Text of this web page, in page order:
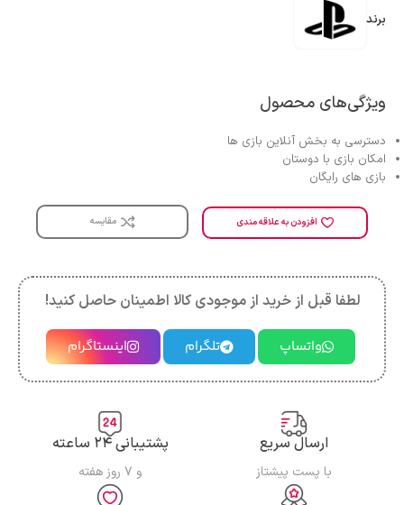
برند
ویژگی‌های محصول
دسترسی به بخش آنلاین بازی ها
امکان بازی با دوستان
بازی های رایگان
افزودن به علاقه مندی مقایسه
لطفا قبل از خرید از موجودی کالا اطمینان حاصل کنید!
واتساپ تلگرام اینستاگرام
ارسال سریع
با پست پیشتاز
پشتیبانی ۲۴ ساعته
و ۷ روز هفته